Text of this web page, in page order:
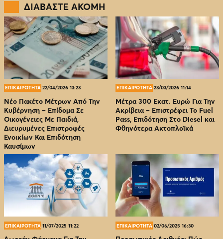
ΔΙΑΒΑΣΤΕ ΑΚΟΜΗ
ΕΠΙΚΑΙΡΟΤΗΤΑ 22/04/2026 13:23
Νέο Πακέτο Μέτρων Από Την
Κυβέρνηση – Επίδομα Σε
Οικογένειες Με Παιδιά,
Διευρυμένες Επιστροφές
Ενοικίων Και Επιδότηση
Καυσίμων
ΕΠΙΚΑΙΡΟΤΗΤΑ 23/03/2026 11:14
Μέτρα 300 Εκατ. Ευρώ Για Την
Ακρίβεια – Επιστρέφει Το Fuel
Pass, Επιδότηση Στο Diesel και
Φθηνότερα Ακτοπλοϊκά
ΕΠΙΚΑΙΡΟΤΗΤΑ 11/07/2025 11:22 ΕΠΙΚΑΙΡΟΤΗΤΑ 02/06/2025 16:30